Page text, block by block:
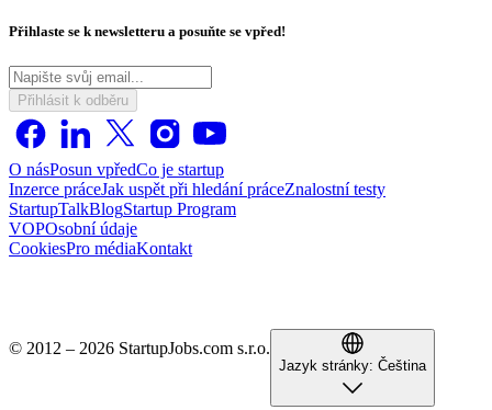
Přihlaste se k newsletteru a posuňte se vpřed!
Přihlásit k odběru
O násPosun vpředCo je startup
Inzerce práceJak uspět při hledání práceZnalostní testy
StartupTalkBlogStartup Program
VOPOsobní údaje
CookiesPro médiaKontakt
© 2012 – 2026 StartupJobs.com s.r.o.
Jazyk stránky: Čeština